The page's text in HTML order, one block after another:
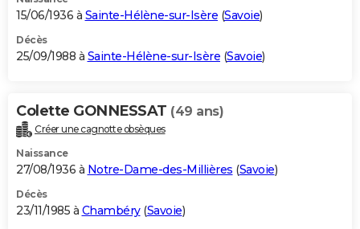
15/06/1936 à Sainte-Hélène-sur-Isère (Savoie)
Décès
25/09/1988 à Sainte-Hélène-sur-Isère (Savoie)
Colette GONNESSAT (49 ans)
Créer une cagnotte obsèques
Naissance
27/08/1936 à Notre-Dame-des-Millières (Savoie)
Décès
23/11/1985 à Chambéry(Savoie)